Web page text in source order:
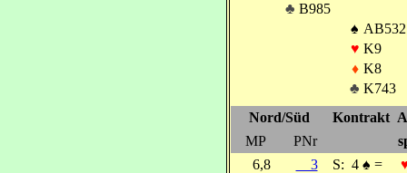
♣ B985
♠ AB532
♥ K9
♦ K8
♣ K743
Nord/Süd
Kontrakt
MP
PNr
6,8
3 S: 4 ♠ =